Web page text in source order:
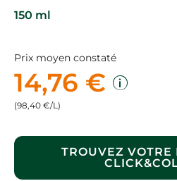
150 ml
Prix moyen constaté
14,76 €
(98,40 €/L)
TROUVEZ VOTRE